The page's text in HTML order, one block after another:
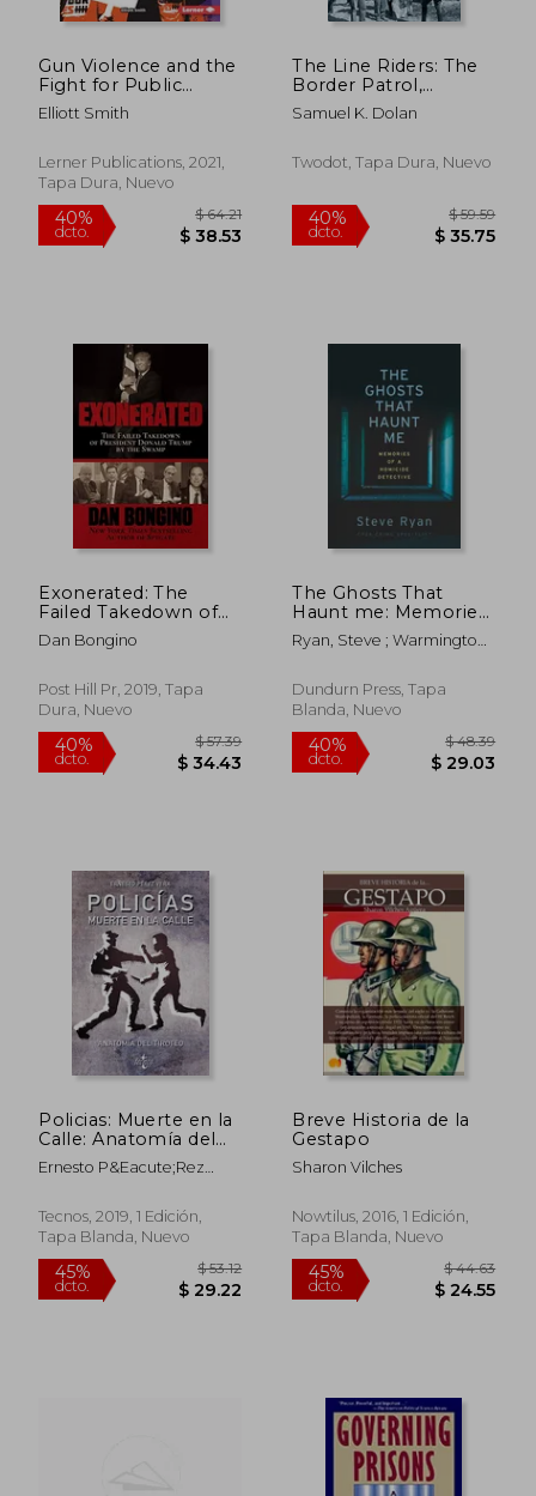
Gun Violence and the
Fight for Public
Safety (Issues in
Action (Read Woke
Inglés)
Elliott Smith
Lerner Publications, 2021,
Tapa Dura, Nuevo
40%
The Line Riders: The
Border Patrol,
Prohibition, and the
Liquor war on the rio
Samuel K. Dolan
Twodot, Tapa Dura, Nuevo
40%
Exonerated: The
Failed Takedown of
President Donald
Trump by the
Dan Bongino
Post Hill Pr, 2019, Tapa
Dura, Nuevo
40%
The Ghosts That
Haunt me: Memories
of a Homicide
Detective (en Inglés)
Ryan, Steve ; Warmington,
Dundurn Press, Tapa
Blanda, Nuevo
40%
dcto.
Policias: Muerte en la
Calle: Anatomía del
Tiroteo (Ventana
Abierta)
Ernesto P&Eacute;Rez
Tecnos, 2019, 1 Edición,
Tapa Blanda, Nuevo
Breve Historia de la
Gestapo
Sharon Vilches
Nowtilus, 2016, 1 Edición,
Tapa Blanda, Nuevo